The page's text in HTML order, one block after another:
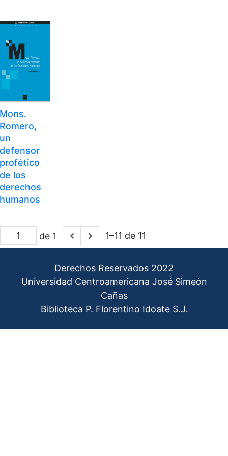
Mons.
Romero,
un
defensor
profético
de los
derechos
humanos
de 1 1–11 de 11
Derechos Reservados 2022
Universidad Centroamericana José Simeón
Cañas
Biblioteca P. Florentino Idoate S.J.